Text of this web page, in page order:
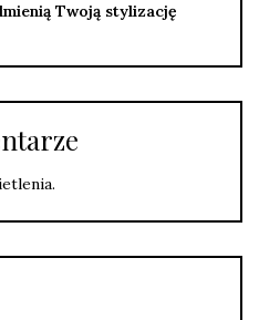
Twoją stylizację